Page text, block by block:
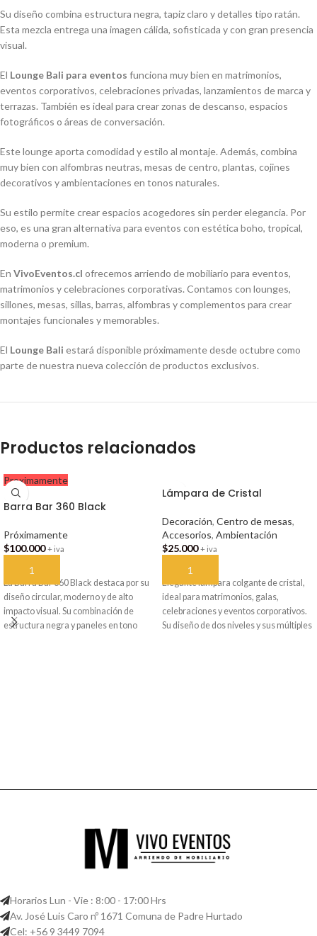
Su diseño combina estructura negra, tapiz claro y detalles tipo ratán.
Esta mezcla entrega una imagen cálida, sofisticada y con gran presencia
visual.
El Lounge Bali para eventos funciona muy bien en matrimonios,
eventos corporativos, celebraciones privadas, lanzamientos de marca y
terrazas. También es ideal para crear zonas de descanso, espacios
fotográficos o áreas de conversación.
Este lounge aporta comodidad y estilo al montaje. Además, combina
muy bien con alfombras neutras, mesas de centro, plantas, cojines
decorativos y ambientaciones en tonos naturales.
Su estilo permite crear espacios acogedores sin perder elegancia. Por
eso, es una gran alternativa para eventos con estética boho, tropical,
moderna o premium.
En VivoEventos.cl ofrecemos arriendo de mobiliario para eventos,
matrimonios y celebraciones corporativas. Contamos con lounges,
sillones, mesas, sillas, barras, alfombras y complementos para crear
montajes funcionales y memorables.
El Lounge Bali estará disponible próximamente desde octubre como
parte de nuestra nueva colección de productos exclusivos.
Productos relacionados
Proximamente
Barra Bar 360 Black
Próximamente
$100.000 + iva
AÑADIR AL CARRITO
La Barra Bar 360 Black destaca por su
diseño circular, moderno y de alto
impacto visual. Su combinación de
estructura negra y paneles en tono
Lámpara de Cristal
Decoración, Centro de mesas,
Accesorios, Ambientación
$25.000 + iva
AÑADIR AL CARRITO
Elegante lámpara colgante de cristal,
ideal para matrimonios, galas,
celebraciones y eventos corporativos.
Su diseño de dos niveles y sus múltiples
Horarios Lun - Vie : 8:00 - 17:00 Hrs
Av. José Luis Caro nº 1671 Comuna de Padre Hurtado
Cel: +56 9 3449 7094